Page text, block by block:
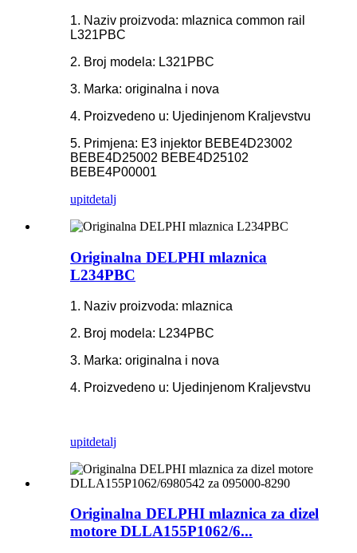
1. Naziv proizvoda: mlaznica common rail
L321PBC
2. Broj modela: L321PBC
3. Marka: originalna i nova
4. Proizvedeno u: Ujedinjenom Kraljevstvu
5. Primjena: E3 injektor BEBE4D23002
BEBE4D25002 BEBE4D25102
BEBE4P00001
upitdetalj
Originalna DELPHI mlaznica
L234PBC
1. Naziv proizvoda: mlaznica
2. Broj modela: L234PBC
3. Marka: originalna i nova
4. Proizvedeno u: Ujedinjenom Kraljevstvu
upitdetalj
Originalna DELPHI mlaznica za dizel
motore DLLA155P1062/6...